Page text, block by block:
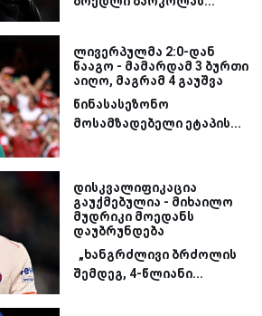
ლივერპულმა 2:0-დან
წააგო - მამარდამ 3 ბურთი
აიღო, მაგრამ 4 გაუშვა
წინასასეზონო
მოსამზადებელი ეტაპის...
დისკვალიფიკაცია
გაუქმებულია - მიხაილო
მუდრიკი მოედანს
დაუბრუნდება
„ხანგრძლივი ბრძოლის
შემდეგ, 4-წლიანი...